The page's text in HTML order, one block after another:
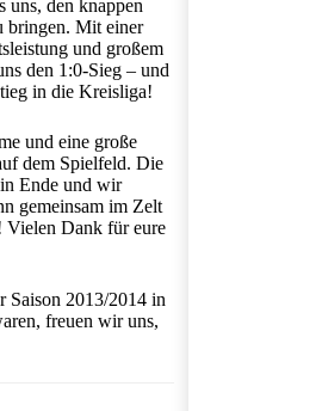
uns, den knappen
bringen. Mit einer
und großem
den 1:0-Sieg – und
in die Kreisliga!
und eine große
dem Spielfeld. Die
Ende und wir
gemeinsam im Zelt
Vielen Dank für eure
Saison 2013/2014 in
freuen wir uns,